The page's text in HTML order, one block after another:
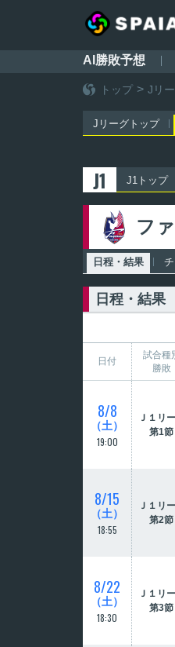
AI勝敗予想
トップ Jリ
Jリーグトップ
J1 J1トップ
フ
日程・結果
日程・結果
日付
試合種
勝敗
8/8
（土）
19:00
Ｊ１リ
第1節
8/15
（土）
18:55
Ｊ１リ
第2節
8/22
（土）
18:30
Ｊ１リ
第3節